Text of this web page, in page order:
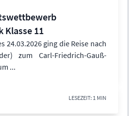
Klasse 11
24.03.2026 ging die Reise nach
zum Carl-Friedrich-Gauß-
...
LESEZEIT: 1 MIN